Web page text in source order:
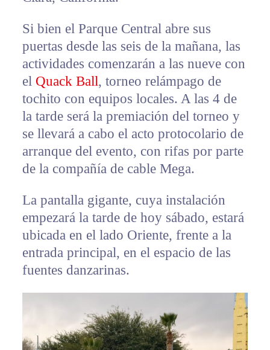
Si bien el Parque Central abre sus
puertas desde las seis de la mañana, las
actividades comenzarán a las nueve con
el Quack Ball, torneo relámpago de
tochito con equipos locales. A las 4 de
la tarde será la premiación del torneo y
se llevará a cabo el acto protocolario de
arranque del evento, con rifas por parte
de la compañía de cable Mega.
La pantalla gigante, cuya instalación
empezará la tarde de hoy sábado, estará
ubicada en el lado Oriente, frente a la
entrada principal, en el espacio de las
fuentes danzarinas.